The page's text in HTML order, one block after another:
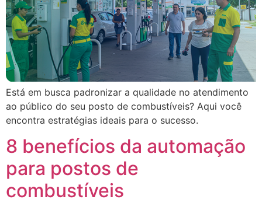
Está em busca padronizar a qualidade no atendimento
ao público do seu posto de combustíveis? Aqui você
encontra estratégias ideais para o sucesso.
8 benefícios da automação
para postos de
combustíveis